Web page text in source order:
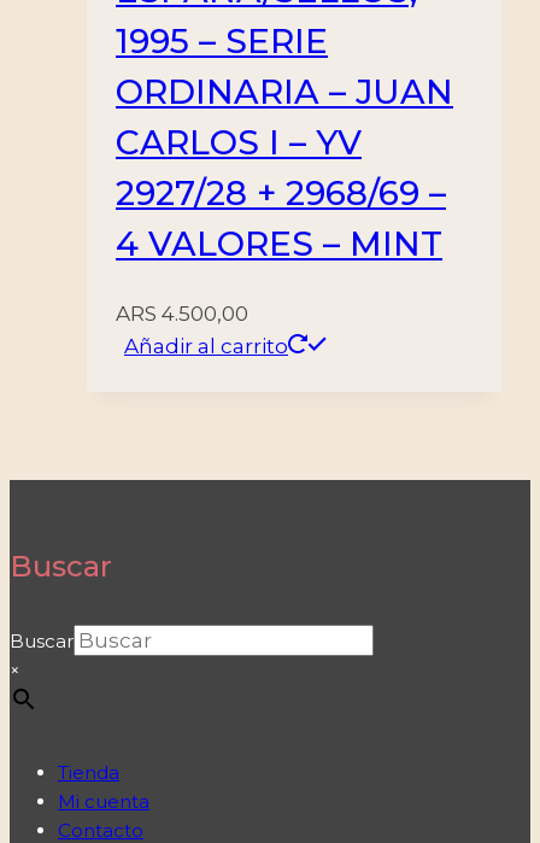
1995 – SERIE
ORDINARIA – JUAN
CARLOS I – YV
2927/28 + 2968/69 –
4 VALORES – MINT
ARS 4.500,00
Añadir al carrito
Buscar
Buscar
×
Tienda
Mi cuenta
Contacto